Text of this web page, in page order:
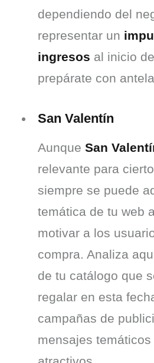
dependiendo del
representar un
ingresos al inicio
prepárate con
San Valentín
Aunque San
relevante para
siempre se puede
temática de tu web
motivar a los
compra. Analiza
de tu catálogo que
regalar en esta
campañas de
mensajes